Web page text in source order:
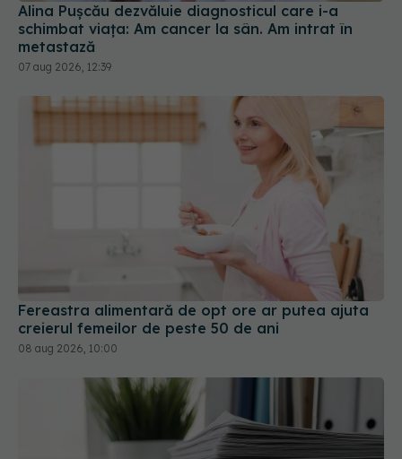
Alina Pușcău dezvăluie diagnosticul care i-a
schimbat viața: Am cancer la sân. Am intrat în
metastază
07 aug 2026, 12:39
Fereastra alimentară de opt ore ar putea ajuta
creierul femeilor de peste 50 de ani
08 aug 2026, 10:00